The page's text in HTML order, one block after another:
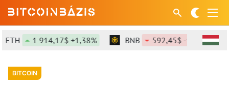
1 914,17$ +1,38% BNB 592,45$ -1,02%
BITCOIN